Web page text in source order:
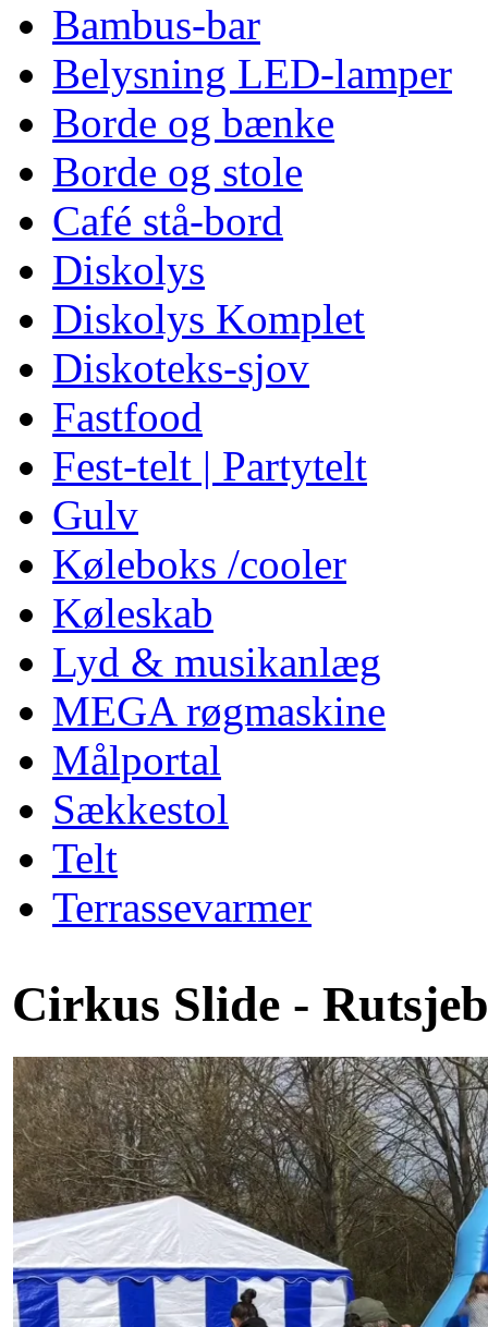
Bambus-bar
Belysning LED-lamper
Borde og bænke
Borde og stole
Café stå-bord
Diskolys
Diskolys Komplet
Diskoteks-sjov
Fastfood
Fest-telt | Partytelt
Gulv
Køleboks /cooler
Køleskab
Lyd & musikanlæg
MEGA røgmaskine
Målportal
Sækkestol
Telt
Terrassevarmer
Cirkus Slide -